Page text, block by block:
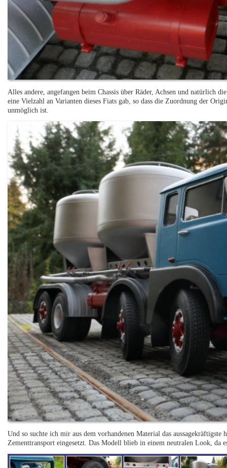
Alles andere, angefangen beim Chassis über Räder, Achsen und natürlich
eine Vielzahl an Varianten dieses Fiats gab, so dass die Zuordnung der
unmöglich ist.
Und so suchte ich mir aus dem vorhandenen Material das
Zementtransport eingesetzt. Das Modell blieb in einem neutralen Look, da